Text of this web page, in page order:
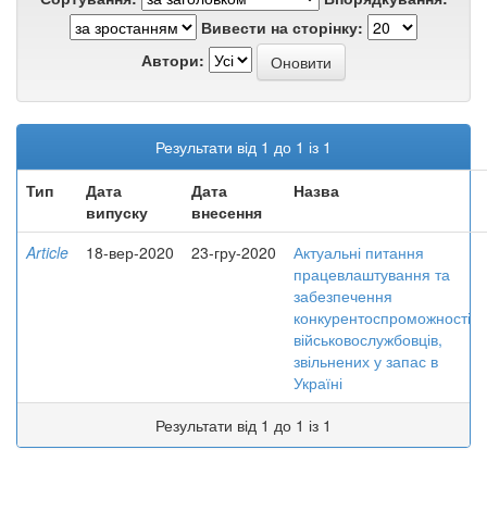
Вивести на сторінку:
Автори:
Результати від 1 до 1 із 1
Тип
Дата
випуску
Дата
внесення
Назва
Article 18-вер-2020 23-гру-2020
Актуальні питання
працевлаштування та
забезпечення
конкурентоспроможності
військовослужбовців,
звільнених у запас в
Україні
Результати від 1 до 1 із 1